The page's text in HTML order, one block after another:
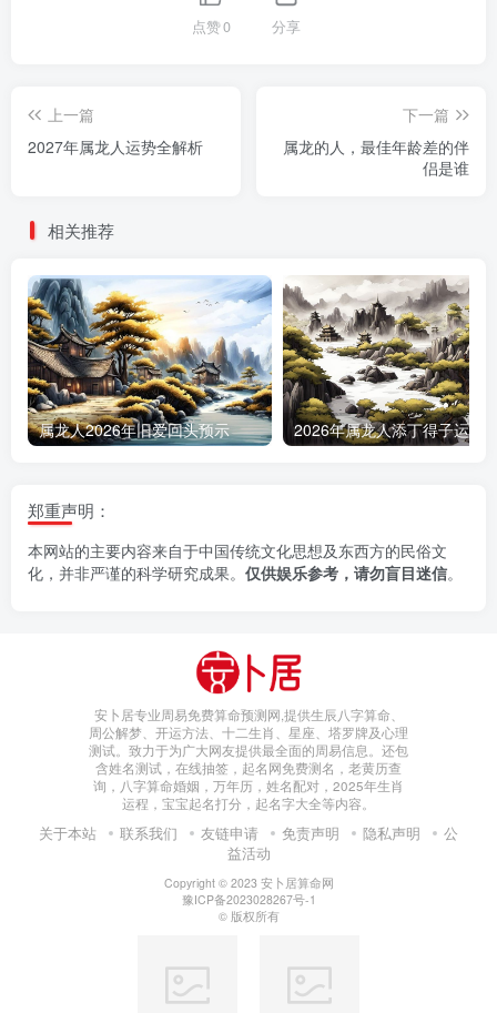
点赞0 分享
上一篇
2027年属龙人运势全解析
下一篇
属龙的人，最佳年龄差的伴
侣是谁
相关推荐
属龙人2026年旧爱回头预示
郑重声明：
本网站的主要内容来自于中国传统文化思想及东西方的民俗文
化，并非严谨的科学研究成果。 仅供娱乐参考，请勿盲目迷信。
安卜居专业周易免费算命预测网,提供生辰八字算命、
周公解梦、开运方法、十二生肖、星座、塔罗牌及心理
测试。致力于为广大网友提供最全面的周易信息。还包
含姓名测试，在线抽签，起名网免费测名，老黄历查
询，八字算命婚姻，万年历，姓名配对，2025年生肖
运程，宝宝起名打分，起名字大全等内容。
关于本站 联系我们 友链申请 免责声明 隐私声明
公
益活动
Copyright © 2023 安卜居算命网
豫ICP备2023028267号-1
© 版权所有